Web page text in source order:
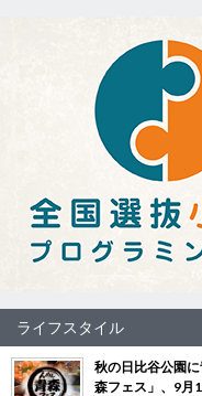
ライフスタイル
秋の日比谷公園
森フェス」、9月